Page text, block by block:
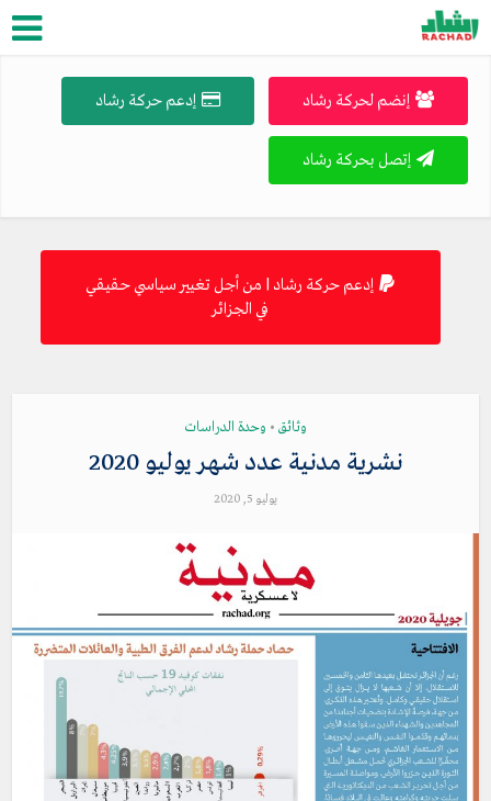
إنضم لحركة رشاد إدعم حركة رشاد
إتصل بحركة رشاد
إدعم حركة رشاد | من أجل تغيير سياسي حقيقي
في الجزائر
وثائق • وحدة الدراسات
نشرية مدنية عدد شهر يوليو 2020
يوليو 5, 2020